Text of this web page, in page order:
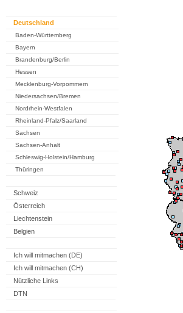
Deutschland
Baden-Württemberg
Bayern
Brandenburg/Berlin
Hessen
Mecklenburg-Vorpommern
Niedersachsen/Bremen
Nordrhein-Westfalen
Rheinland-Pfalz/Saarland
Sachsen
Sachsen-Anhalt
Schleswig-Holstein/Hamburg
Thüringen
Schweiz
Österreich
Liechtenstein
Belgien
Ich will mitmachen (DE)
Ich will mitmachen (CH)
Nützliche Links
DTN